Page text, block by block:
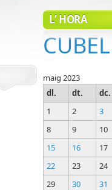
L’ HORA
maig 2023
dl.
dt. dc.
1 2 3
8
9 10
15
16 17
22
23 24
29
30 31